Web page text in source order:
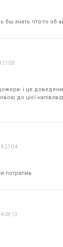
знать что-то об
21:08
і це
до цієї
21:04
потрапив
08:13